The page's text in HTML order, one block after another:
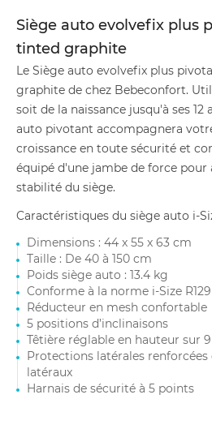
Siège auto evolvefix plus
tinted graphite
Le Siège auto evolvefix plus
graphite de chez Bebeconfort.
soit de la naissance jusqu'à ses 12
auto pivotant accompagnera
croissance en toute sécurité et
équipé d'une jambe de force pour
stabilité du siège.
Caractéristiques du siège auto i-
Dimensions : 44 x 55 x 63 cm
Taille : De 40 à 150 cm
Poids siège auto : 13.4 kg
Conforme à la norme i-Size R129
Réducteur en mesh confortable
5 positions d’inclinaisons
Têtière réglable en hauteur sur
Protections latérales
latéraux
Harnais de sécurité à 5 points